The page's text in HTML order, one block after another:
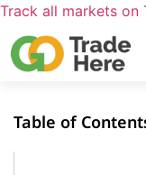
Track all markets on
Table of